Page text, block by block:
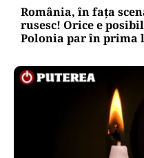
România, în fața
rusesc! Orice e
Polonia par în prima